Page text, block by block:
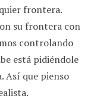
frontera.
su frontera con
controlando
está pidiéndole
Así que pienso